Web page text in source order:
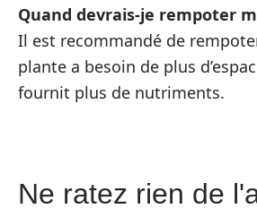
Quand devrais-je rempoter
Il est recommandé de
plante a besoin de plus
fournit plus de nutriments.
Ne ratez rien de